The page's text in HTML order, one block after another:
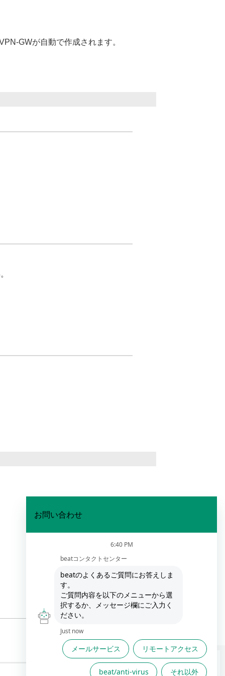
GWが自動で作成されます。
FAQは役に立ちましたか？